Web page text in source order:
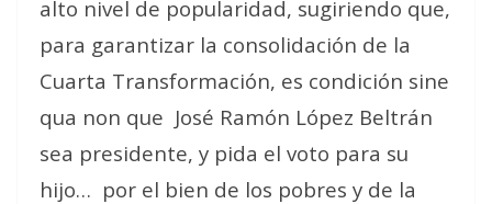
alto nivel de popularidad, sugiriendo que,
para garantizar la consolidación de la
Cuarta Transformación, es condición sine
qua non que José Ramón López Beltrán
sea presidente, y pida el voto para su
hijo… por el bien de los pobres y de la